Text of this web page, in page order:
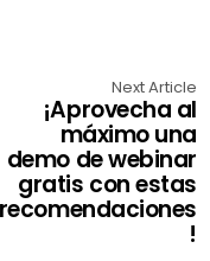
Next Article
¡Aprovecha al
máximo una
demo de webinar
gratis con estas
recomendaciones
!